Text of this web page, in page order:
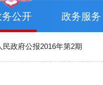
务公开 政务服务
民政府公报2016年第2期